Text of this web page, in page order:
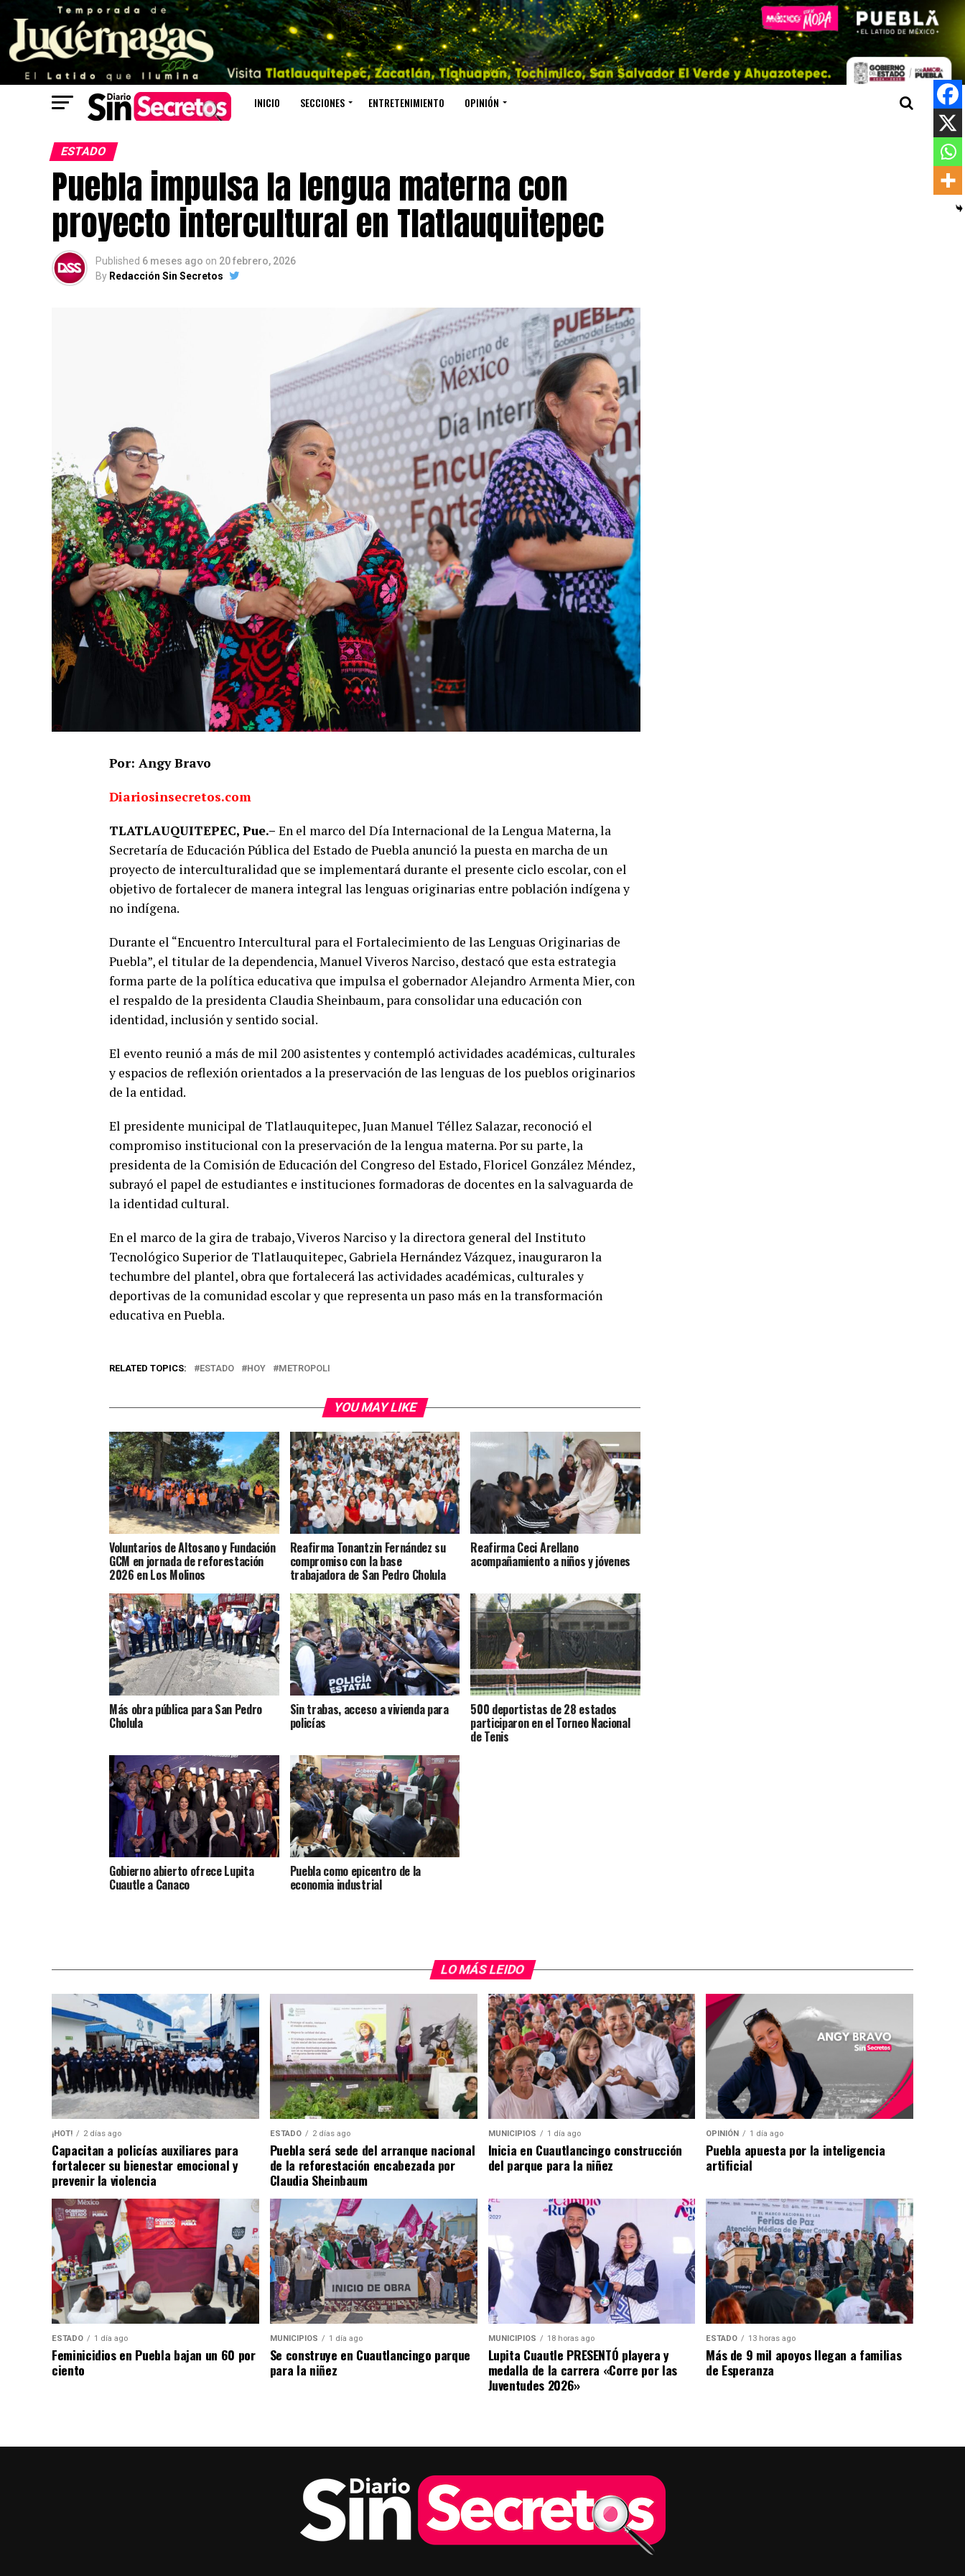
INICIO SECCIONES ENTRETENIMIENTO OPINIÓN
ESTADO
Puebla impulsa la lengua materna con
proyecto intercultural en Tlatlauquitepec
Published 6 meses ago on 20 febrero, 2026
By Redacción Sin Secretos
Por: Angy Bravo
Diariosinsecretos.com
TLATLAUQUITEPEC, Pue.– En el marco del Día Internacional de la Lengua Materna, la
Secretaría de Educación Pública del Estado de Puebla anunció la puesta en marcha de un
proyecto de interculturalidad que se implementará durante el presente ciclo escolar, con el
objetivo de fortalecer de manera integral las lenguas originarias entre población indígena y
no indígena.
Durante el “Encuentro Intercultural para el Fortalecimiento de las Lenguas Originarias de
Puebla”, el titular de la dependencia,Manuel Viveros Narciso, destacó que esta estrategia
forma parte de la política educativa que impulsa el gobernadorAlejandro Armenta Mier, con
el respaldo de la presidenta Claudia Sheinbaum, para consolidar una educación con
identidad, inclusión y sentido social.
El evento reunió a más de mil 200 asistentes y contempló actividades académicas, culturales
y espacios de reflexión orientados a la preservación de las lenguas de los pueblos originarios
de la entidad.
El presidente municipal de Tlatlauquitepec,Juan Manuel Téllez Salazar, reconoció el
compromiso institucional con la preservación de la lengua materna. Por su parte, la
presidenta de la Comisión de Educación del Congreso del Estado,Floricel González Méndez,
subrayó el papel de estudiantes e instituciones formadoras de docentes en la salvaguarda de
la identidad cultural.
En el marco de la gira de trabajo, Viveros Narciso y la directora general del Instituto
Tecnológico Superior de Tlatlauquitepec, Gabriela Hernández Vázquez, inauguraron la
techumbre del plantel, obra que fortalecerá las actividades académicas, culturales y
deportivas de la comunidad escolar y que representa un paso más en la transformación
educativa en Puebla.
RELATED TOPICS: ESTADO HOY METROPOLI
YOU MAY LIKE
Voluntarios de Altosano y Fundación
GCM en jornada de reforestación
2026 en Los Molinos
Reafirma Tonantzin Fernández su
compromiso con la base
trabajadora de San Pedro Cholula
Reafirma Ceci Arellano
acompañamiento a niños y jóvenes
Más obra pública para San Pedro
Cholula
Sin trabas, acceso a vivienda para
policías
500 deportistas de 28 estados
participaron en el Torneo Nacional
de Tenis
Gobierno abierto ofrece Lupita
Cuautle a Canaco
Puebla como epicentro de la
economia industrial
LO MÁS LEIDO
¡HOT! 2 días ago
Capacitan a policías auxiliares para
fortalecer su bienestar emocional y
prevenir la violencia
ESTADO 2 días ago
Puebla será sede del arranque nacional
de la reforestación encabezada por
Claudia Sheinbaum
MUNICIPIOS 1 día ago
Inicia en Cuautlancingo construcción
del parque para la niñez
OPINIÓN 1 día ago
Puebla apuesta por la inteligencia
artificial
ESTADO 1 día ago
Feminicidios en Puebla bajan un 60 por
ciento
MUNICIPIOS 1 día ago
Se construye en Cuautlancingo parque
para la niñez
MUNICIPIOS 18 horas ago
Lupita Cuautle PRESENTÓ playera y
medalla de la carrera «Corre por las
Juventudes 2026»
ESTADO 13 horas ago
Más de 9 mil apoyos llegan a familias
de Esperanza